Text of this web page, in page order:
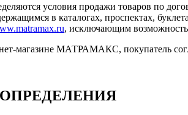
условия продажи товаров по
в каталогах, проспектах,
, исключающим возможность
магазине МАТРАМАКС, покупатель